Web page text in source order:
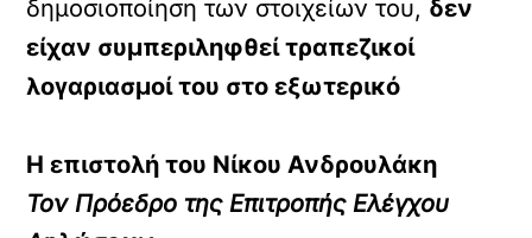
δημοσιοποίηση των στοιχείων του, δεν
είχαν συμπεριληφθεί τραπεζικοί
λογαριασμοί του στο εξωτερικό
Η επιστολή του Νίκου Ανδρουλάκη
Τον Πρόεδρο της Επιτροπής Ελέγχου